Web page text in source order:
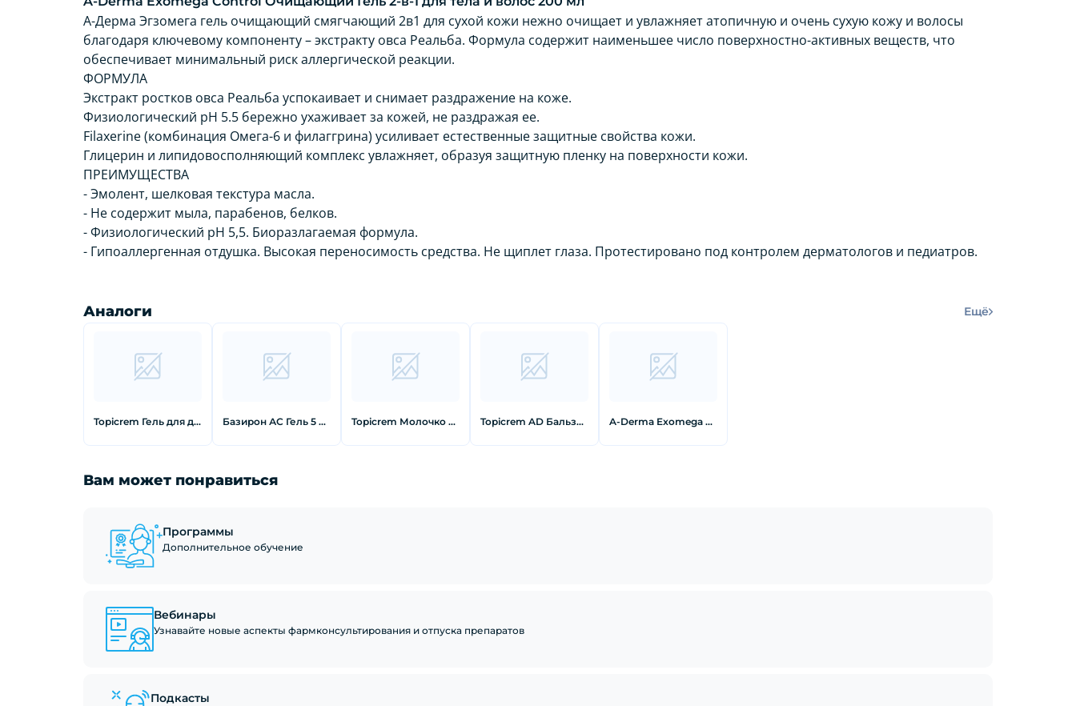
А-Дерма Эгзомега гель очищающий смягчающий 2в1 для сухой кожи нежно очищает и увлажняет атопичную и очень сухую кожу и волосы
благодаря ключевому компоненту – экстракту овса Реальба. Формула содержит наименьшее число поверхностно-активных веществ, что
обеспечивает минимальный риск аллергической реакции.
ФОРМУЛА
Экстракт ростков овса Реальба успокаивает и снимает раздражение на коже.
Физиологический pH 5.5 бережно ухаживает за кожей, не раздражая ее.
Filaxerine (комбинация Омега-6 и филаггрина) усиливает естественные защитные свойства кожи.
Глицерин и липидовосполняющий комплекс увлажняет, образуя защитную пленку на поверхности кожи.
ПРЕИМУЩЕСТВА
- Эмолент, шелковая текстура масла.
- Не содержит мыла, парабенов, белков.
- Физиологический pH 5,5. Биоразлагаемая формула.
- Гипоаллергенная отдушка. Высокая переносимость средства. Не щиплет глаза. Протестировано под контролем дерматологов и педиатров.
Аналоги Ещё
Topicrem Гель для детей 2 в 1 очищающий 500 мл Базирон АС Гель 5 % 40 г Topicrem Молочко для тела ультра-увлажняющее 200 мл Topicrem AD Бальзам для атопичной кожи 200 мл A-Derma Exomega Крем смягчающий 200 мл
Вам может понравиться
Программы
Дополнительное обучение
Вебинары
Узнавайте новые аспекты фармконсультирования и отпуска препаратов
Подкасты